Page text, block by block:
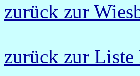
zurück zur
zurück zur Liste